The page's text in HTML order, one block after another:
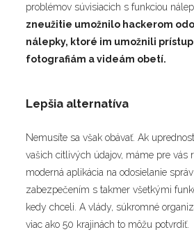
problémov súvisiacich s funkciou
zneužitie umožnilo hackerom
nálepky, ktoré im umožnili prístup
fotografiám a videám obetí.
Lepšia alternatíva
Nemusíte sa však obávať. Ak
vašich citlivých údajov, máme pre vás
moderná aplikácia na odosielanie
zabezpečením s takmer všetkými
kedy chceli. A vlády, súkromné
viac ako 50 krajinách to môžu potvrdiť.